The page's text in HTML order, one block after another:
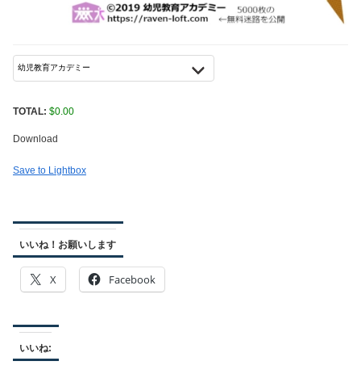
TOTAL: $0.00
Download
Save to Lightbox
いいね！お願いします
X Facebook
いいね: